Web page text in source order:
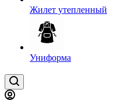
Жилет утепленный
Униформа